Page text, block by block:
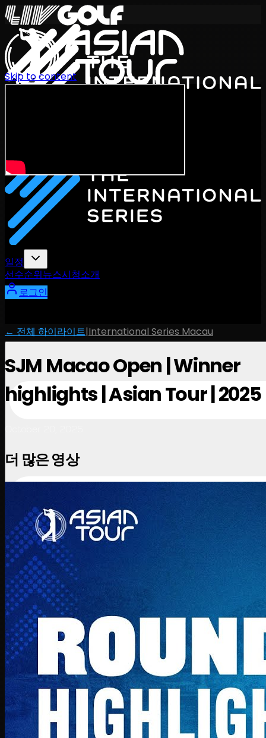
일정
선수순위 뉴스시청소개
로그인
Skip to content
← 전체 하이라이트|International Series Macau
SJM Macao Open | Winner
highlights | Asian Tour | 2025
더 많은 영상